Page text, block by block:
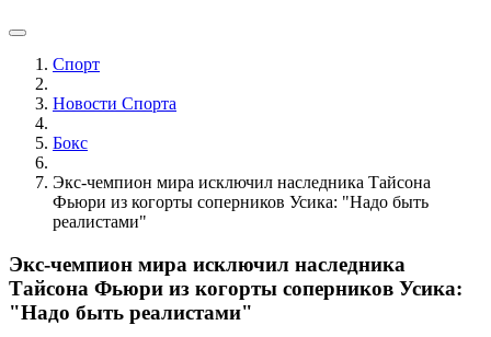
Спорт
Новости Cпорта
Бокс
Экс-чемпион мира исключил наследника Тайсона
Фьюри из когорты соперников Усика: "Надо быть
реалистами"
Экс-чемпион мира исключил наследника
Тайсона Фьюри из когорты соперников Усика:
"Надо быть реалистами"